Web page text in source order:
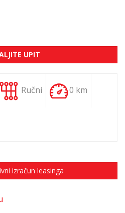
UPIT
Ručni 0 km
izračun leasinga